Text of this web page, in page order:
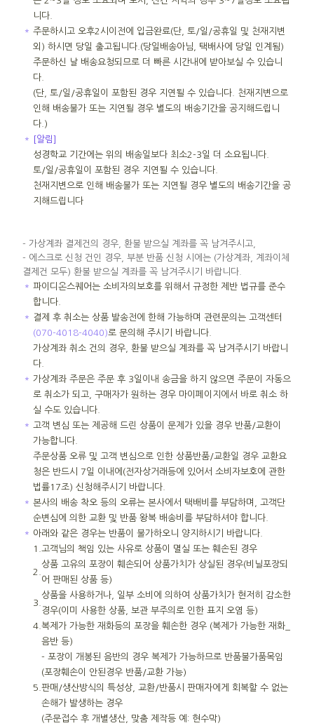
니다.
＊ 주문하시고 오후2시이전에 입금완료(단, 토/일/공휴일 및 천재지변
외) 하시면 당일 출고됩니다.(당일배송아님, 택배사에 당일 인계됨)
주문하신 날 배송요청되므로 더 빠른 시간내에 받아보실 수 있습니
다.
(단, 토/일/공휴일이 포함된 경우 지연될 수 있습니다. 천재지변으로
인해 배송불가 또는 지연될 경우 별도의 배송기간을 공지해드립니
다.)
＊
[알림]
성경학교 기간에는 위의 배송일보다 최소2-3일 더 소요됩니다.
토/일/공휴일이 포함된 경우 지연될 수 있습니다.
천재지변으로 인해 배송불가 또는 지연될 경우 별도의 배송기간을 공
지해드립니다
- 가상계좌 결제건의 경우, 환불 받으실 계좌를 꼭 남겨주시고,
- 에스크로 신청 건인 경우, 부분 반품 신청 시에는 (가상계좌, 계좌이체
결제건 모두) 환불 받으실 계좌를 꼭 남겨주시기 바랍니다.
＊ 파이디온스퀘어는 소비자의보호를 위해서 규정한 제반 법규를 준수
합니다.
＊ 결제 후 취소는 상품 발송전에 한해 가능하며 관련문의는 고객센터
(070-4018-4040)로 문의해 주시기 바랍니다.
가상계좌 취소 건의 경우, 환불 받으실 계좌를 꼭 남겨주시기 바랍니
다.
＊ 가상계좌 주문은 주문 후 3일이내 송금을 하지 않으면 주문이 자동으
로 취소가 되고, 구매자가 원하는 경우 마이페이지에서 바로 취소 하
실 수도 있습니다.
＊ 고객 변심 또는 제공해 드린 상품이 문제가 있을 경우 반품/교환이
가능합니다.
주문상품 오류 및 고객 변심으로 인한 상품반품/교환일 경우 교환요
청은 반드시 7일 이내에(전자상거래등에 있어서 소비자보호에 관한
법률17조) 신청해주시기 바랍니다.
＊ 본사의 배송 착오 등의 오류는 본사에서 택배비를 부담하며, 고객단
순변심에 의한 교환 및 반품 왕복 배송비를 부담하셔야 합니다.
＊ 아래와 같은 경우는 반품이 불가하오니 양지하시기 바랍니다.
1. 고객님의 책임 있는 사유로 상품이 멸실 또는 훼손된 경우
2.
상품 고유의 포장이 훼손되어 상품가치가 상실된 경우(비닐포장되
어 판매된 상품 등)
3.
상품을 사용하거나, 일부 소비에 의하여 상품가치가 현저히 감소한
경우(이미 사용한 상품, 보관 부주의로 인한 표지 오염 등)
4. 복제가 가능한 재화등의 포장을 훼손한 경우 (복제가 가능한 재화_
음반 등)
- 포장이 개봉된 음반의 경우 복제가 가능하므로 반품불가품목임
(포장훼손이 안된경우 반품/교환 가능)
5. 판매/생산방식의 특성상, 교환/반품시 판매자에게 회복할 수 없는
손해가 발생하는 경우
(주문접수 후 개별생산, 맞춤 제작등 예: 현수막)